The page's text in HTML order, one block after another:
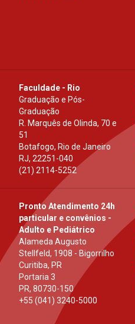
Faculdade - Rio
Graduação e Pós-
Graduação
R. Marquês de Olinda, 70 e
51
Botafogo, Rio de Janeiro
RJ,22251-040
(21) 2114-5252
Pronto Atendimento 24h
particular e convênios -
Adulto e Pediátrico
Alameda Augusto
Stellfeld, 1908 - Bigorrilho
Curitiba, PR
Portaria 3
PR,80730-150
+55 (041) 3240-5000